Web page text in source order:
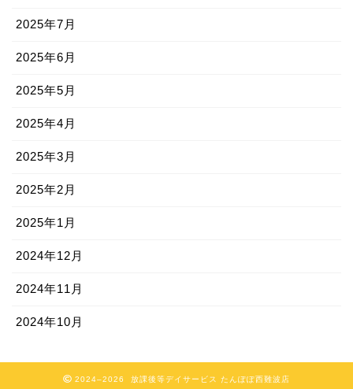
2025年7月
2025年6月
2025年5月
2025年4月
2025年3月
2025年2月
2025年1月
2024年12月
2024年11月
2024年10月
2024–2026 放課後等デイサービス たんぽぽ西難波店